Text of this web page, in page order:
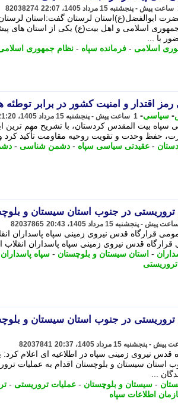
22:07
82038274
ابوالفضل(ع)استان لرستان گفت:استان لرستان
اسلامی و اهل بیت(ع) یکی از استان های
با ...
اسلامی - فرمانده سپاه - نظام جمهوری
اقتدار و امنیت کشور در برابر توطئه
- سیاسی- 1 ساعت پیش - پنجشنبه 15 مرداد 1405، 21:20
بیت المقدس کردستان، با تشریح مهم ترین
حفظ وحدت و تقویت روحیه مقاومت تأکید کرد
- عقیدتی سیاسی سپاه - دشمن شناسی -
تروریستی در جنوب استان سیستان و
82037865
قرارگاه قدس نیروی زمینی سپاه پاسداران
قرارگاه قدس نیروی زمینی سپاه پاسداران
- استان سیستان و بلوچستان - سپاه پاسداران
تروریستی در جنوب استان سیستان و
82037841
قدس نیروی زمینی سپاه در اطلاعیه ای اعلام کرد:
سیستان و بلوچستان اقدام به عملیات
...
- سیستان و بلوچستان - عملیات تروریستی -
اطلاعات سپاه